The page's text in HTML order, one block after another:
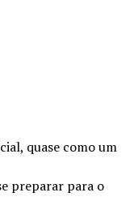
quase como um
preparar para o